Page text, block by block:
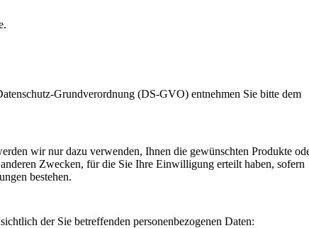
Grundverordnung (DS-GVO) entnehmen Sie bitte dem
wir nur dazu verwenden, Ihnen die gewünschten Produkte
Zwecken, für die Sie Ihre Einwilligung erteilt haben, sofern
bestehen.
der Sie betreffenden personenbezogenen Daten: